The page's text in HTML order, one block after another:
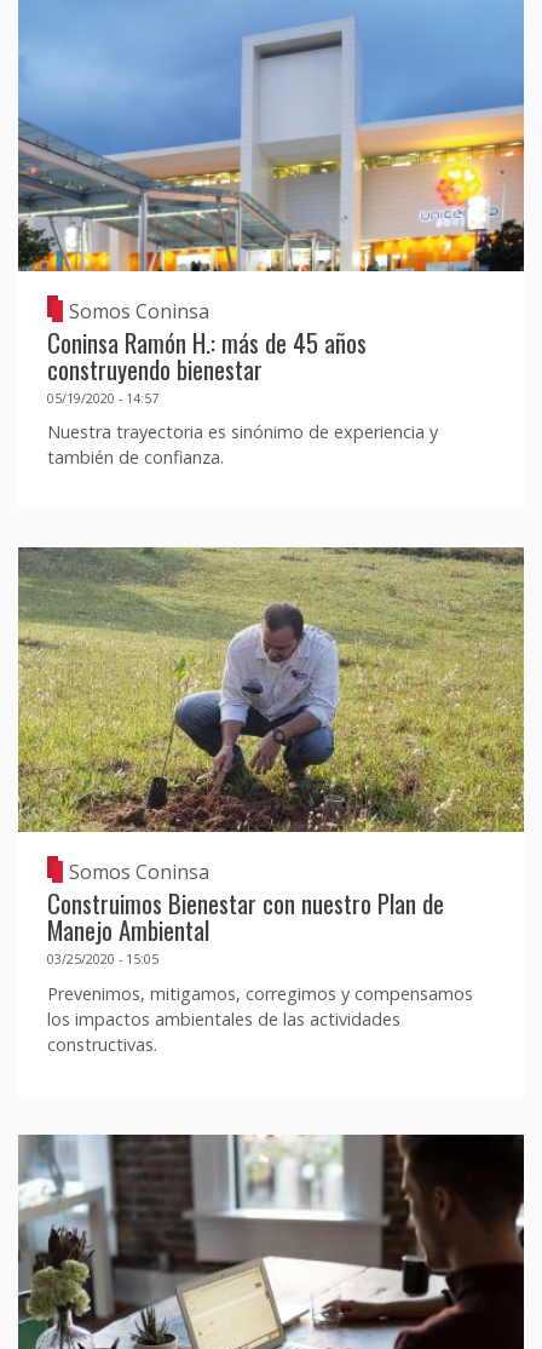
Somos Coninsa
Coninsa Ramón H.: más de 45 años
construyendo bienestar
05/19/2020 - 14:57
Nuestra trayectoria es sinónimo de experiencia y
también de confianza.
Somos Coninsa
Construimos Bienestar con nuestro Plan de
Manejo Ambiental
03/25/2020 - 15:05
Prevenimos, mitigamos, corregimos y compensamos
los impactos ambientales de las actividades
constructivas.